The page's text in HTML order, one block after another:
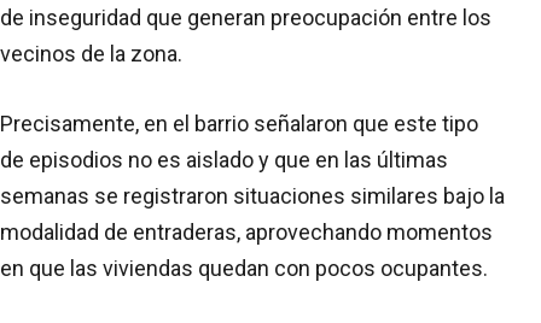
de inseguridad que generan preocupación entre los
vecinos de la zona.
Precisamente, en el barrio señalaron que este tipo
de episodios no es aislado y que en las últimas
semanas se registraron situaciones similares bajo la
modalidad de entraderas, aprovechando momentos
en que las viviendas quedan con pocos ocupantes.